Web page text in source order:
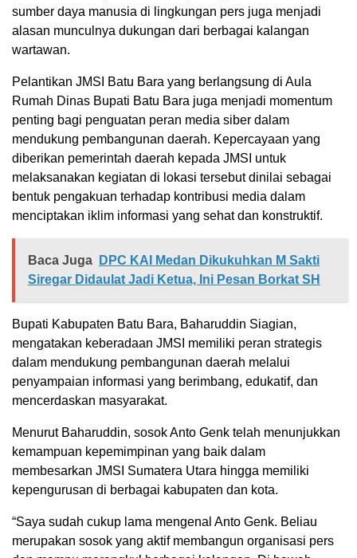
sumber daya manusia di lingkungan pers juga menjadi
alasan munculnya dukungan dari berbagai kalangan
wartawan.
Pelantikan JMSI Batu Bara yang berlangsung di Aula
Rumah Dinas Bupati Batu Bara juga menjadi momentum
penting bagi penguatan peran media siber dalam
mendukung pembangunan daerah. Kepercayaan yang
diberikan pemerintah daerah kepada JMSI untuk
melaksanakan kegiatan di lokasi tersebut dinilai sebagai
bentuk pengakuan terhadap kontribusi media dalam
menciptakan iklim informasi yang sehat dan konstruktif.
Baca Juga
DPC KAI Medan Dikukuhkan M Sakti
Siregar Didaulat Jadi Ketua, Ini Pesan Borkat SH
Bupati Kabupaten Batu Bara, Baharuddin Siagian,
mengatakan keberadaan JMSI memiliki peran strategis
dalam mendukung pembangunan daerah melalui
penyampaian informasi yang berimbang, edukatif, dan
mencerdaskan masyarakat.
Menurut Baharuddin, sosok Anto Genk telah menunjukkan
kemampuan kepemimpinan yang baik dalam
membesarkan JMSI Sumatera Utara hingga memiliki
kepengurusan di berbagai kabupaten dan kota.
“Saya sudah cukup lama mengenal Anto Genk. Beliau
merupakan sosok yang aktif membangun organisasi pers